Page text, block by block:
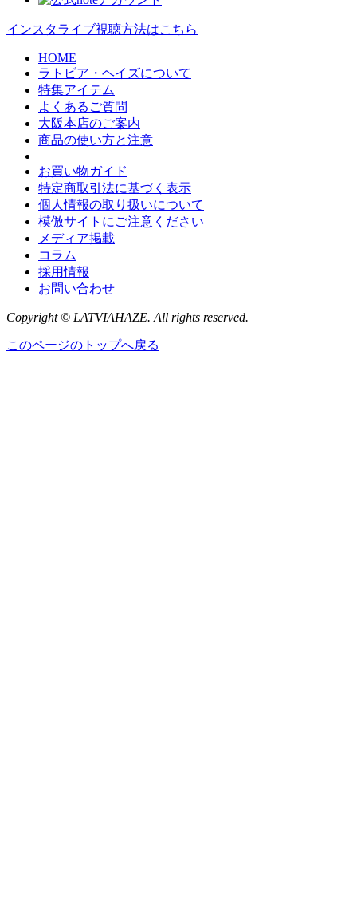
インスタライブ視聴方法はこちら
HOME
ラトビア・ヘイズについて
特集アイテム
よくあるご質問
大阪本店のご案内
商品の使い方と注意
お買い物ガイド
特定商取引法に基づく表示
個人情報の取り扱いについて
模倣サイトにご注意ください
メディア掲載
コラム
採用情報
お問い合わせ
Copyright © LATVIAHAZE. All rights reserved.
このページのトップへ戻る